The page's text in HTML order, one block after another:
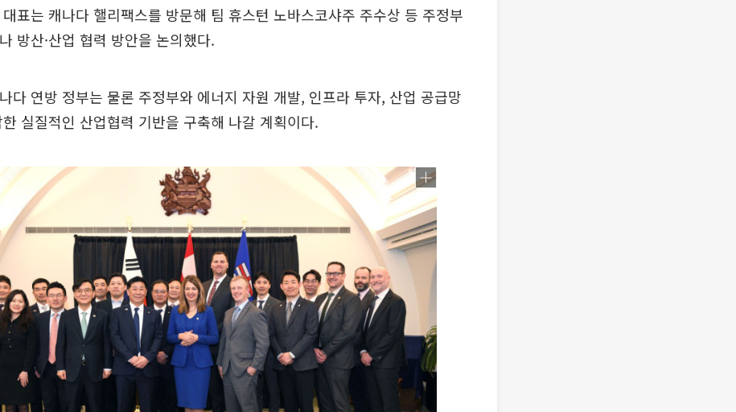
표는 캐나다 핼리팩스를 방문해 팀 휴스턴 노바스코샤주 주수상 등 주정부
방산·산업 협력 방안을 논의했다.
다 연방 정부는 물론 주정부와 에너지 자원 개발, 인프라 투자, 산업 공급망
실질적인 산업협력 기반을 구축해 나갈 계획이다.